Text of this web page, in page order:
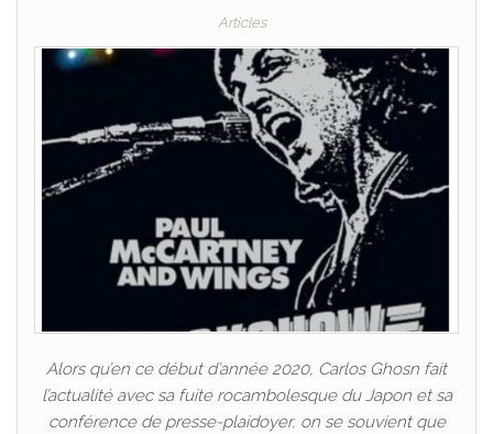
Articles
Alors qu’en ce début d’année 2020, Carlos Ghosn fait
l’actualité avec sa fuite rocambolesque du Japon et sa
conférence de presse-plaidoyer, on se souvient que